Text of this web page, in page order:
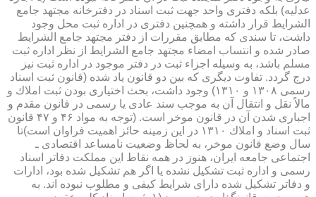
عدلیه) بلكه دفتری واحد جهت ثبت اسناد در دفترخانه مجتهد جامع
الشرایط قرار داشته و همچنین دفتری در اداره ثبت محل وجود
داشت، تا سندی كه مطابق مقررات از دفتر مجتهد جامع الشرایط
صادر شده و انتساب امضاء مجتهد جامع الشرایط از نظر اداره ثبت
مسلم باشد، به وسیله اجزاء ثبت در دفتر موجود در اداره ثبت نیز
درج گردد. تفاوت دیگری كه بین دو قانون یاد شده (قانون ثبت اسناد
رسمی ۱۳۰۸ و ۱۳۱۰) وجود داشت، بحث اختیاری بودن ثبت املاك و
مالاً نقل و انتقال آن به موجب سند عادی یا رسمی در قانون مقدم و
اجباری شدن آن در قانون موخر است. (توجه به مواد ۴۶ و ۴۷ قانون
ثبت اسناد و املاك ۱۳۱۰ در این زمینه حائز اهمیت فراوان است)تا
سال وضع قانون موخر، به لحاظ وضعیت نامساعد اقتصادی ـ
اجتماعی جامعه ایران، هنوز در همه نقاط این مملكت دفاتر اسناد
رسمی و اداره ثبت تشكیل نشده یا اگر هم تشكیل شده بود، ادارات
و دفاتر تشكیل شده دارای شرایط كیفی و مطلوب نبوده اند. به